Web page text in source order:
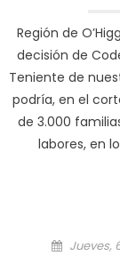
Región de
decisión de
Teniente de
podría, en el
de 3.000
labores, en
Posted
Jueves,